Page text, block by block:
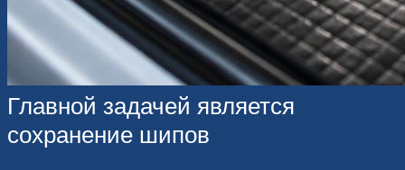
Главной задачей является
сохранение шипов